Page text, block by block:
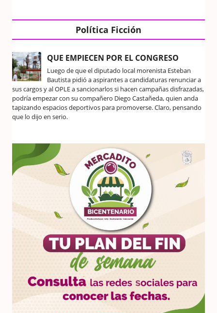
Política Ficción
QUE EMPIECEN POR EL CONGRESO
Luego de que el diputado local morenista Esteban
Bautista pidió a aspirantes a candidaturas renunciar a
sus cargos y al OPLE a sancionarlos si hacen campañas disfrazadas,
podría empezar con su compañero Diego Castañeda, quien anda
tapizando espacios deportivos para promoverse. Claro, pensando
que lo dijo en serio.